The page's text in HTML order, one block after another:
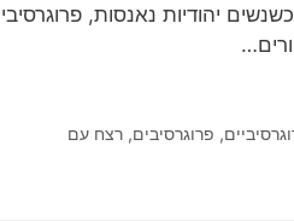
יהודיות נאנסות,
, פרוגרסיבים, רצח עם